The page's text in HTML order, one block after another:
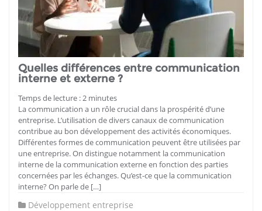
Quelles différences entre communication
interne et externe ?
Temps de lecture : 2 minutes
La communication a un rôle crucial dans la prospérité d’une
entreprise. L’utilisation de divers canaux de communication
contribue au bon développement des activités économiques.
Différentes formes de communication peuvent être utilisées par
une entreprise. On distingue notamment la communication
interne de la communication externe en fonction des parties
concernées par les échanges. Qu’est-ce que la communication
interne? On parle de […]
Développement entreprise